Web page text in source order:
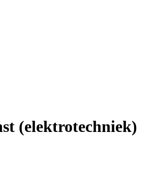
(elektrotechniek)